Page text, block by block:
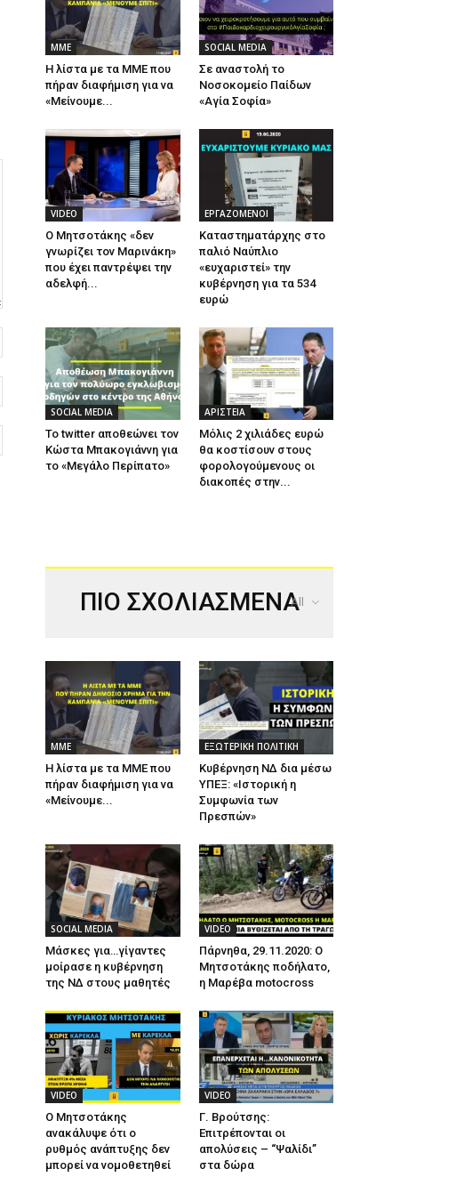
ΜΜΕ
Η λίστα με τα ΜΜΕ που
πήραν διαφήμιση για να
«Μείνουμε...
SOCIAL MEDIA
Σε αναστολή το
Νοσοκομείο Παίδων
«Αγία Σοφία»
VIDEO
Ο Μητσοτάκης «δεν
γνωρίζει τον Μαρινάκη»
που έχει παντρέψει την
αδελφή...
ΕΡΓΑΖΟΜΕΝΟΙ
Καταστηματάρχης στο
παλιό Ναύπλιο
«ευχαριστεί» την
κυβέρνηση για τα 534
ευρώ
SOCIAL MEDIA
Το twitter αποθεώνει τον
Κώστα Μπακογιάννη για
το «Μεγάλο Περίπατο»
ΑΡΙΣΤΕΙΑ
Μόλις 2 χιλιάδες ευρώ
θα κοστίσουν στους
φορολογούμενους οι
διακοπές στην...
ΠΙΟ ΣΧΟΛΙΑΣΜΕΝΑ
All
ΜΜΕ
Η λίστα με τα ΜΜΕ που
πήραν διαφήμιση για να
«Μείνουμε...
ΕΞΩΤΕΡΙΚΗ ΠΟΛΙΤΙΚΗ
Κυβέρνηση ΝΔ δια μέσω
ΥΠΕΞ: «Ιστορική η
Συμφωνία των
Πρεσπών»
SOCIAL MEDIA
Μάσκες για…γίγαντες
μοίρασε η κυβέρνηση
της ΝΔ στους μαθητές
VIDEO
Πάρνηθα, 29.11.2020: Ο
Μητσοτάκης ποδήλατο,
η Μαρέβα motocross
VIDEO
Ο Μητσοτάκης
ανακάλυψε ότι ο
ρυθμός ανάπτυξης δεν
μπορεί να νομοθετηθεί
VIDEO
Γ. Βρούτσης:
Επιτρέπονται οι
απολύσεις – “Ψαλίδι”
στα δώρα